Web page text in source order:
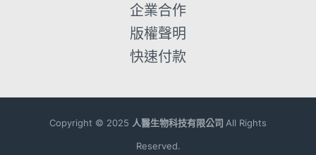
企業合作
版權聲明
快速付款
Copyright © 2025 人醫生物科技有限公司 All Rights
Reserved.